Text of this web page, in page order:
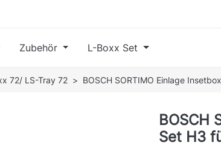
Zubehör L-Boxx Set
72/ LS-Tray 72 BOSCH SORTIMO Einlage
BOSCH
Set H3